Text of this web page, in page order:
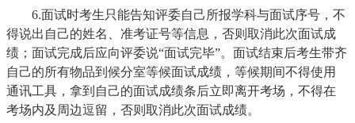
6.面试时考生只能告知评委自己所报学科与面试序号，不
得说出自己的姓名、准考证号等信息，否则取消此次面试成
绩；面试完成后应向评委说“面试完毕”。面试结束后考生带齐
自己的所有物品到候分室等候面试成绩，等候期间不得使用
通讯工具，拿到自己的面试成绩条后立即离开考场，不得在
考场内及周边逗留，否则取消此次面试成绩。